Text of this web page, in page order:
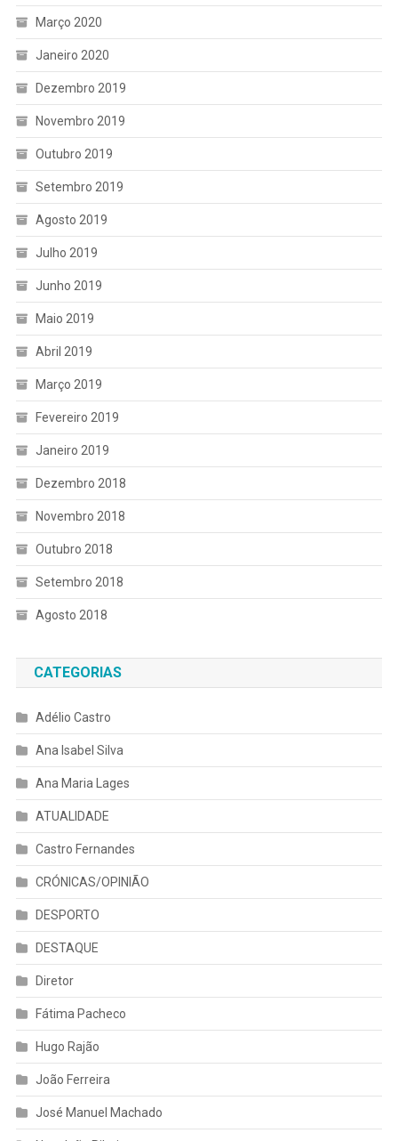
Março 2020
Janeiro 2020
Dezembro 2019
Novembro 2019
Outubro 2019
Setembro 2019
Agosto 2019
Julho 2019
Junho 2019
Maio 2019
Abril 2019
Março 2019
Fevereiro 2019
Janeiro 2019
Dezembro 2018
Novembro 2018
Outubro 2018
Setembro 2018
Agosto 2018
CATEGORIAS
Adélio Castro
Ana Isabel Silva
Ana Maria Lages
ATUALIDADE
Castro Fernandes
CRÓNICAS/OPINIÃO
DESPORTO
DESTAQUE
Diretor
Fátima Pacheco
Hugo Rajão
João Ferreira
José Manuel Machado